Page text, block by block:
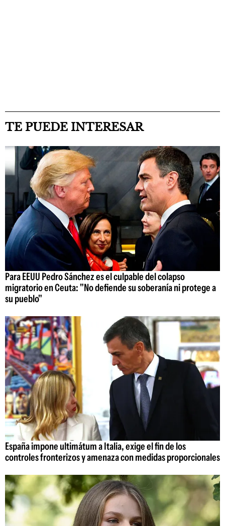
TE PUEDE INTERESAR
Para EEUU Pedro Sánchez es el culpable del colapso
migratorio en Ceuta: "No defiende su soberanía ni protege a
su pueblo"
España impone ultimátum a Italia, exige el fin de los
controles fronterizos y amenaza con medidas proporcionales